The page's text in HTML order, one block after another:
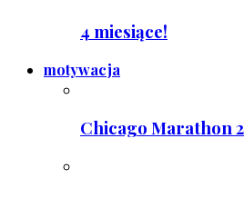
4 miesiące!
motywacja
Chicago Marathon